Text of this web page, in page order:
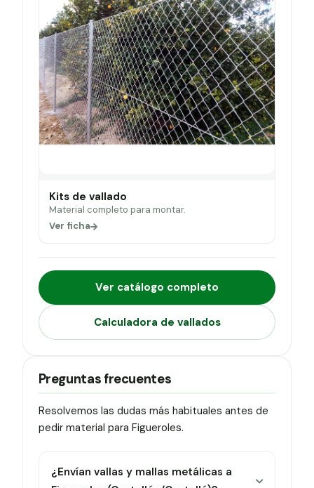
Kits de vallado
Material completo para montar.
Ver ficha
Ver catálogo completo
Calculadora de vallados
Preguntas frecuentes
Resolvemos las dudas más habituales antes de
pedir material para Figueroles.
¿Envían vallas y mallas metálicas a